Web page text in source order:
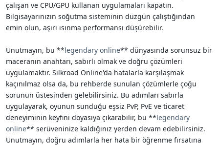
çalışan ve CPU/GPU kullanan uygulamaları kapatın.
Bilgisayarınızın soğutma sisteminin düzgün çalıştığından
emin olun, aşırı ısınma performansı düşürebilir.
Unutmayın, bu **legendary online** dünyasında sorunsuz bir
maceranın anahtarı, sabırlı olmak ve doğru çözümleri
uygulamaktır. Silkroad Online'da hatalarla karşılaşmak
kaçınılmaz olsa da, bu rehberde sunulan çözümlerle çoğu
sorunun üstesinden gelebilirsiniz. Bu adımları sabırla
uygulayarak, oyunun sunduğu eşsiz PvP, PvE ve ticaret
deneyiminin keyfini doyasıya çıkarabilir, bu **legendary
online** serüveninize kaldığınız yerden devam edebilirsiniz.
Unutmayın, doğru adımlarla her hata bir öğrenme fırsatına